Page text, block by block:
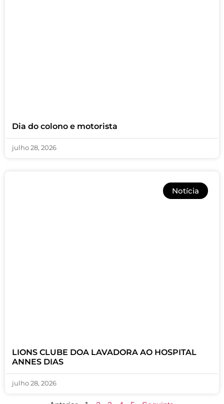
Dia do colono e motorista
julho 28, 2026
Notícia
LIONS CLUBE DOA LAVADORA AO HOSPITAL
ANNES DIAS
julho 28, 2026